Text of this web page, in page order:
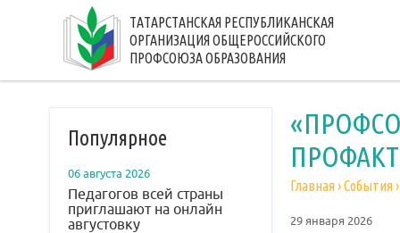
ТАТАРСТАНСКАЯ РЕСПУБЛИКАНСКАЯ
ОРГАНИЗАЦИЯ ОБЩЕРОССИЙСКОГО
ПРОФСОЮЗА ОБРАЗОВАНИЯ
Популярное
06 августа 2026
Педагогов всей страны
приглашают на онлайн
августовку
Главная›События
29 января 2026